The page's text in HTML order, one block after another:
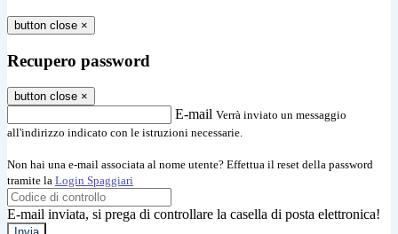
button close ×
Recupero password
button close ×
E-mail Verrà inviato un messaggio
all'indirizzo indicato con le istruzioni necessarie.
Non hai una e-mail associata al nome utente? Effettua il reset della password
tramite la Login Spaggiari
E-mail inviata, si prega di controllare la casella di posta elettronica!